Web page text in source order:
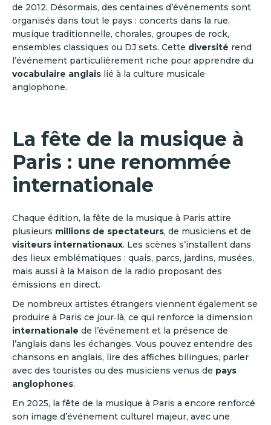
de 2012. Désormais, des centaines d’événements sont
organisés dans tout le pays : concerts dans la rue,
musique traditionnelle, chorales, groupes de rock,
ensembles classiques ou DJ sets. Cette diversité rend
l’événement particulièrement riche pour apprendre du
vocabulaire anglais lié à la culture musicale
anglophone.
La fête de la musique à
Paris : une renommée
internationale
Chaque édition, la fête de la musique à Paris attire
plusieurs millions de spectateurs, de musiciens et de
visiteurs internationaux. Les scènes s’installent dans
des lieux emblématiques : quais, parcs, jardins, musées,
mais aussi à la Maison de la radio proposant des
émissions en direct.
De nombreux artistes étrangers viennent également se
produire à Paris ce jour‑là, ce qui renforce la dimension
internationale de l’événement et la présence de
l’anglais dans les échanges. Vous pouvez entendre des
chansons en anglais, lire des affiches bilingues, parler
avec des touristes ou des musiciens venus de pays
anglophones.
En 2025, la fête de la musique à Paris a encore renforcé
son image d’événement culturel majeur, avec une